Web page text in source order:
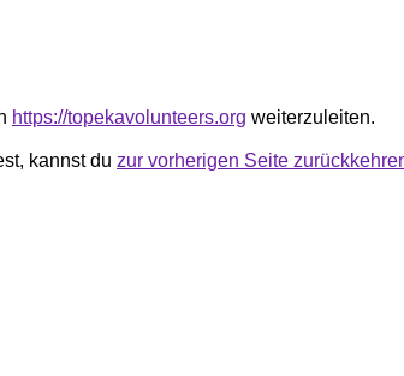
https://topekavolunteers.org weiterzuleiten.
kannst du zur vorherigen Seite